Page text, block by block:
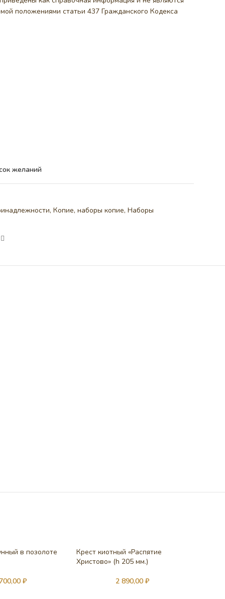
положениями статьи 437 Гражданского Кодекса
желаний
, Копие, наборы копие, Наборы
в позолоте
₽
Крест киотный «Распятие
Христово» (h 205 мм.)
2 890,00₽